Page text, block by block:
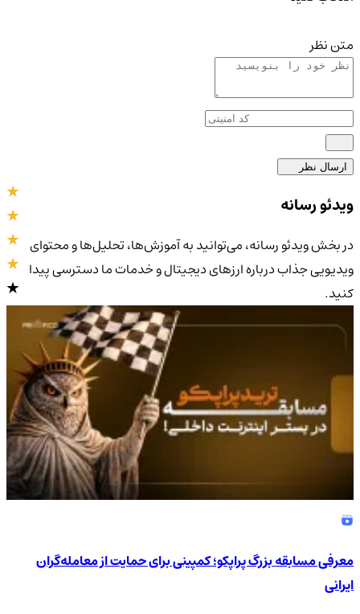
متن نظر
ارسال نظر
4.9/5
ویدئو رسانه
در بخش ویدئو رسانه، می‌توانید به آموزش‌ها، تحلیل‌ها و محتوای
ویدیویی جذاب درباره ارزهای دیجیتال و خدمات ما دسترسی پیدا
کنید.
معرفی مسابقه بزرگ پراپکو؛ کمپینی برای حمایت از معامله‌گران
ایرانی